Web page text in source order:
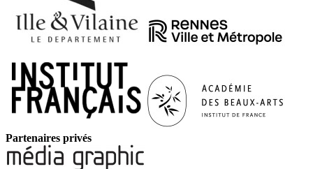
Partenaires privés